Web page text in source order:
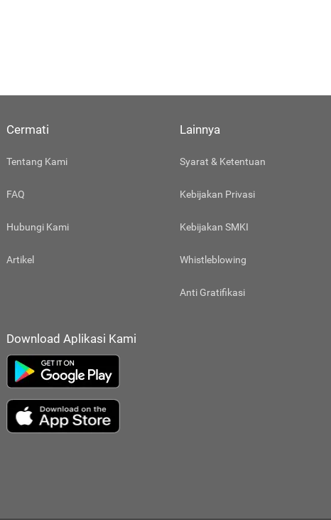
Cermati
Tentang Kami
FAQ
Hubungi Kami
Artikel
Lainnya
Syarat & Ketentuan
Kebijakan Privasi
Kebijakan SMKI
Whistleblowing
Anti Gratifikasi
Download Aplikasi Kami